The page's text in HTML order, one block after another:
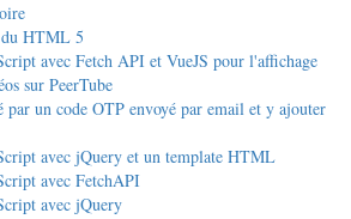
du HTML 5
avec Fetch API et VueJS pour l'affichage
sur PeerTube
par un code OTP envoyé par email et y ajouter
avec jQuery et un template HTML
avec FetchAPI
avec jQuery